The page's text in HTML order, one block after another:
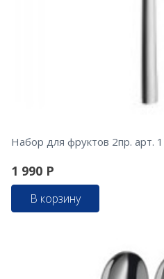
Набор для фруктов 2пр. арт.
1 990 Р
В корзину